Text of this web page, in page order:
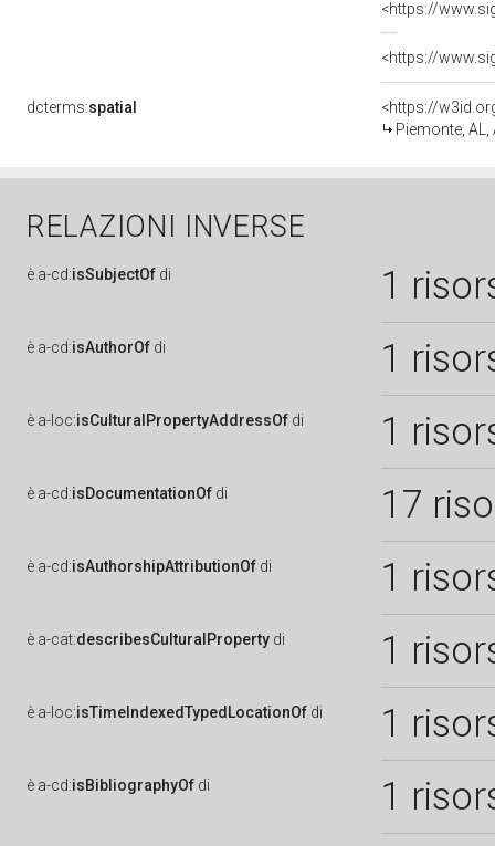
<https://
<https://
dcterms:spatial
<https://
Piemonte,
RELAZIONI INVERSE
è a-cd:isSubjectOf di 1
è a-cd:isAuthorOf di 1
è a-loc:isCulturalPropertyAddressOf di 1
è a-cd:isDocumentationOf di 17
è a-cd:isAuthorshipAttributionOf di 1
è a-cat:describesCulturalProperty di 1
è a-loc:isTimeIndexedTypedLocationOf di 1
è a-cd:isBibliographyOf di 1